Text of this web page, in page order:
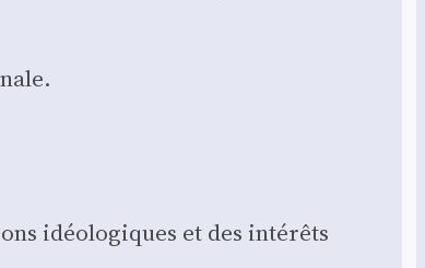
idéo­lo­giques et des inté­rêts